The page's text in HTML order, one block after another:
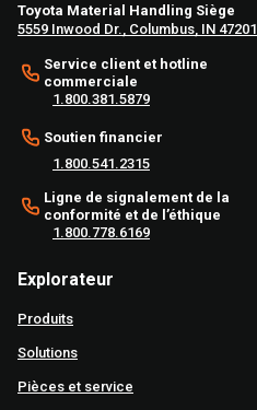
Toyota Material Handling Siège
5559 Inwood Dr., Columbus, IN 47201
Service client et hotline
commerciale
1.800.381.5879
Soutien financier
1.800.541.2315
Ligne de signalement de la
conformité et de l’éthique
1.800.778.6169
Explorateur
Produits
Solutions
Pièces et service